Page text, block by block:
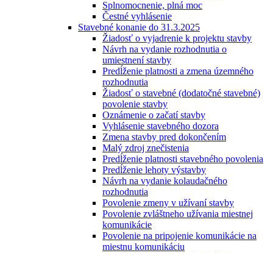
Splnomocnenie, plná moc
Čestné vyhlásenie
Stavebné konanie do 31.3.2025
Žiadosť o vyjadrenie k projektu stavby
Návrh na vydanie rozhodnutia o
umiestnení stavby
Predĺženie platnosti a zmena územného
rozhodnutia
Žiadosť o stavebné (dodatočné stavebné)
povolenie stavby
Oznámenie o začatí stavby
Vyhlásenie stavebného dozora
Zmena stavby pred dokončením
Malý zdroj znečistenia
Predĺženie platnosti stavebného povolenia
Predĺženie lehoty výstavby
Návrh na vydanie kolaudačného
rozhodnutia
Povolenie zmeny v užívaní stavby
Povolenie zvláštneho užívania miestnej
komunikácie
Povolenie na pripojenie komunikácie na
miestnu komunikáciu